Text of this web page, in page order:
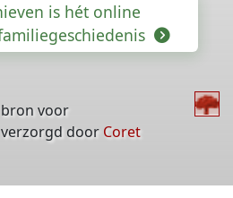
is hét online
voor
door Coret